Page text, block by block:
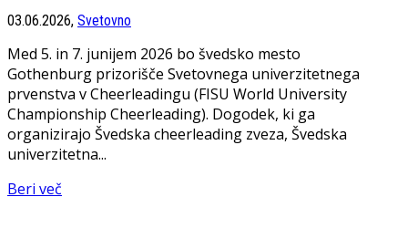
03.06.2026, Svetovno
Med 5. in 7. junijem 2026 bo švedsko mesto
Gothenburg prizorišče Svetovnega univerzitetnega
prvenstva v Cheerleadingu (FISU World University
Championship Cheerleading). Dogodek, ki ga
organizirajo Švedska cheerleading zveza, Švedska
univerzitetna...
Beri več